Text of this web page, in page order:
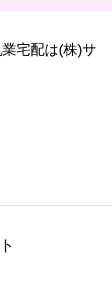
宅配は(株)サ